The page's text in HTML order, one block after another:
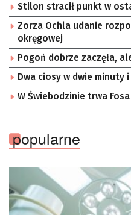
Stilon stracił punkt w
Zorza Ochla udanie
okręgowej
Pogoń dobrze zaczęła,
Dwa ciosy w dwie minuty
W Świebodzinie trwa
popularne